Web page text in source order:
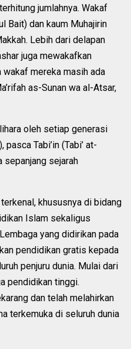
jumlahnya. Wakaf
Bait) dan kaum Muhajirin
Lebih dari delapan
juga mewakafkan
wakaf mereka masih ada
as-Sunan wa al-Atsar,
oleh setiap generasi
Tabi’in (Tabi’ at-
sepanjang sejarah
khususnya di bidang
Islam sekaligus
yang didirikan pada
pendidikan gratis kepada
penjuru dunia. Mulai dari
pendidikan tinggi.
dan telah melahirkan
terkemuka di seluruh dunia